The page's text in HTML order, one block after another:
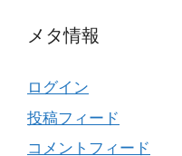
メタ情報
ログイン
投稿フィード
コメントフィード